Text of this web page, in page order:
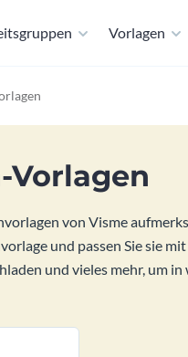
Vorlagen
Vorlagen
von Visme
und passen Sie sie
und vieles mehr, um